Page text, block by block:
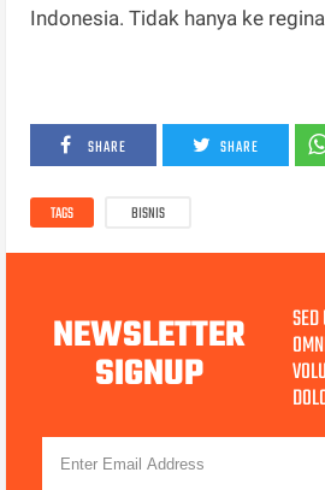
Indonesia. Tidak hanya ke
SHARE SHARE
TAGS BISNIS
NEWSLETTER
SIGNUP